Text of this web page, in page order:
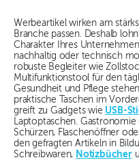
Werbeartikel wirken am
Branche passen. Deshalb
Charakter Ihres
nachhaltig oder technisch
robuste Begleiter wie
Multifunktionstool für den
Gesundheit und Pflege
praktische Taschen im
greift zu Gadgets wie USB-
Laptoptaschen.
Schürzen, Flaschenöffner
den gefragten Artikeln in
Schreibwaren, Notizbücher